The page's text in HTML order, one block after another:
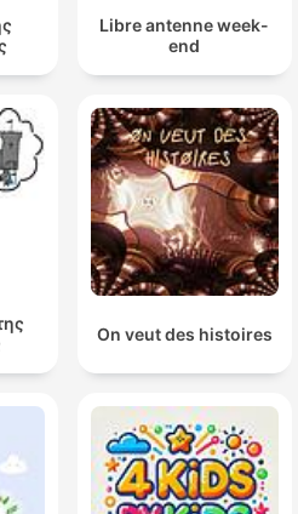
Libre antenne week-
end
On veut des histoires